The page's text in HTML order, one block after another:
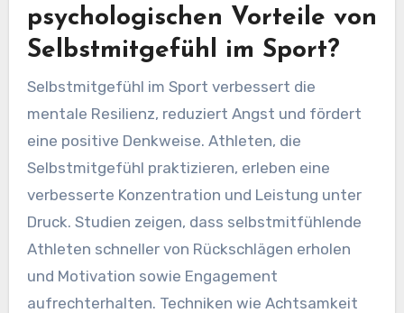
psychologischen Vorteile von
Selbstmitgefühl im Sport?
Selbstmitgefühl im Sport verbessert die
mentale Resilienz, reduziert Angst und fördert
eine positive Denkweise. Athleten, die
Selbstmitgefühl praktizieren, erleben eine
verbesserte Konzentration und Leistung unter
Druck. Studien zeigen, dass selbstmitfühlende
Athleten schneller von Rückschlägen erholen
und Motivation sowie Engagement
aufrechterhalten. Techniken wie Achtsamkeit